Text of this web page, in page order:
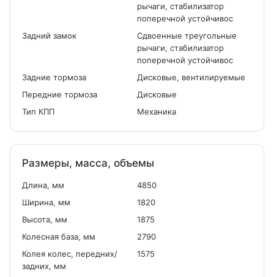
рычаги, стабилизатор
поперечной устойчивос
Задний замок
Сдвоенные треугольные
рычаги, стабилизатор
поперечной устойчивос
Задние тормоза
Дисковые, вентилируемые
Передние тормоза
Дисковые
Тип КПП
Механика
Размеры, масса, объемы
Длина, мм
4850
Ширина, мм
1820
Высота, мм
1875
Колесная база, мм
2790
Колея колес, передних/
задних, мм
1575